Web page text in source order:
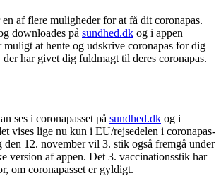
en af flere muligheder for at få dit coronapas.
downloades på sundhed.dk og i appen
at hente og udskrive coronapas for dig
har givet dig fuldmagt til deres coronapas.
ses i coronapasset på sundhed.dk og i
vises lige nu kun i EU/rejsedelen i coronapas-
den 12. november vil 3. stik også fremgå under
version af appen. Det 3. vaccinationsstik har
om coronapasset er gyldigt.